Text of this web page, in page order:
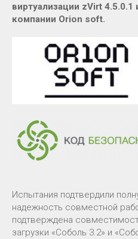
виртуализации zVirt 4.5.0.1
компании Orion soft.
Испытания подтвердили
надежность совместной
подтверждена
загрузки «Соболь 3.2» и